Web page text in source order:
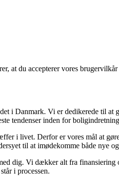
at du accepterer vores
i Danmark. Vi er dedikerede til at
tendenser inden for
i livet. Derfor er vores mål at
til at imødekomme både nye
dig. Vi dækker alt fra
i processen.